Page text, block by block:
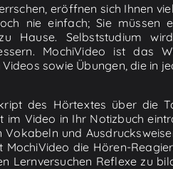
eröffnen sich Ihnen
nie einfach; Sie müssen
Hause. Selbststudium
MochiVideo ist das
sowie Übungen, die in
des Hörtextes über die
Video in Ihr Notizbuch
und
die Hören-
Lernversuchen Reflexe zu